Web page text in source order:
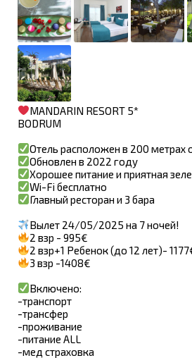
MANDARIN RESORT 5*
BODRUM
Отель расположен в 200 метрах
Обновлен в 2022 году
Хорошее питание и приятная
Wi-Fi бесплатно
Главный ресторан и 3 бара
Вылет 24/05/2025 на 7 ночей!
2 взр - 995€
2 взр+1 Ребенок (до 12 лет)-
3 взр -1408€
Включено:
-транспорт
-трансфер
-проживание
-питание ALL
-мед страховка